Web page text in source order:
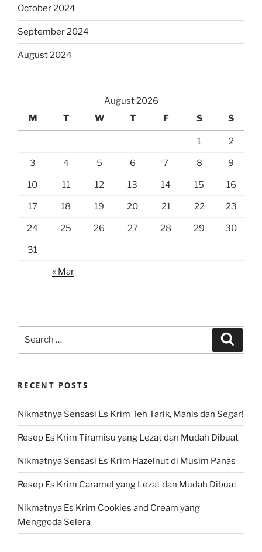
October 2024
September 2024
August 2024
August 2026
M
T W T F S S
1 2
3 4 5 6 7 8 9
10 11 12 13 14 15 16
17 18 19 20 21 22 23
24 25 26 27 28 29 30
31
« Mar
RECENT POSTS
Nikmatnya Sensasi Es Krim Teh Tarik, Manis dan Segar!
Resep Es Krim Tiramisu yang Lezat dan Mudah Dibuat
Nikmatnya Sensasi Es Krim Hazelnut di Musim Panas
Resep Es Krim Caramel yang Lezat dan Mudah Dibuat
Nikmatnya Es Krim Cookies and Cream yang
Menggoda Selera